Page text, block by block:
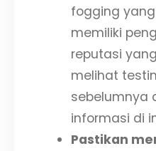
fogging
memiliki
reputasi
melihat
sebelumnya
informasi di
Pastikan